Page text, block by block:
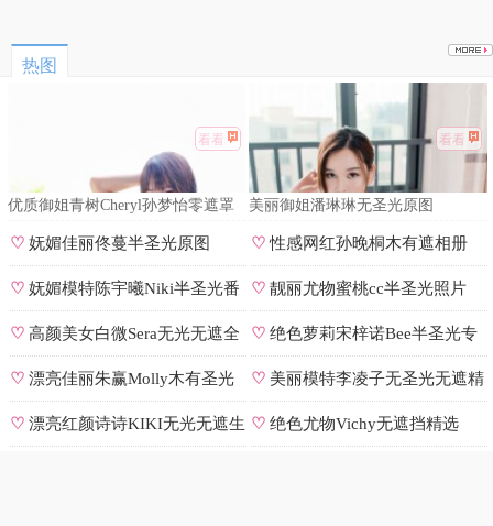
热图
看看
优质御姐青树Cheryl孙梦怡零遮罩
看看
美丽御姐潘琳琳无圣光原图
♡妩媚佳丽佟蔓半圣光原图 ♡性感网红孙晚桐木有遮相册
♡妩媚模特陈宇曦Niki半圣光番
号
♡ 靓丽尤物蜜桃cc半圣光照片
♡高颜美女白微Sera无光无遮全
集
♡ 绝色萝莉宋梓诺Bee半圣光专
辑
♡漂亮佳丽朱赢Molly木有圣光
原图
♡ 美丽模特李凌子无圣光无遮精
选
♡漂亮红颜诗诗KIKI无光无遮生 ♡ 绝色尤物Vichy无遮挡精选